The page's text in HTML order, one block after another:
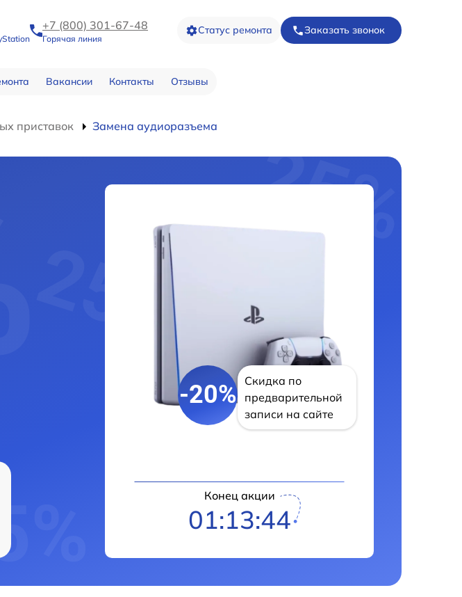
+7 (800) 301-67-48
Горячая линия
Статус ремонта Заказать звонок
Вакансии Контакты Отзывы
приставок Замена аудиоразъема
-20%
Скидка по
предварительной
записи на сайте
Конец акции
01:13:43